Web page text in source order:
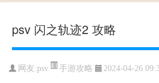
psv 闪之轨迹2 攻略
网友:psv 手游攻略 2024-04-26